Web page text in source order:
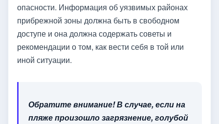
опасности. Информация об уязвимых районах
прибрежной зоны должна быть в свободном
доступе и она должна содержать советы и
рекомендации о том, как вести себя в той или
иной ситуации.
Обратите внимание! В случае, если на
пляже произошло загрязнение, голубой